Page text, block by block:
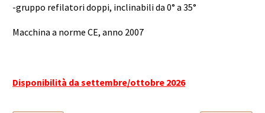
-gruppo refilatori doppi, inclinabili da 0° a 35°
Macchina a norme CE, anno 2007
Disponibilità da settembre/ottobre 2026